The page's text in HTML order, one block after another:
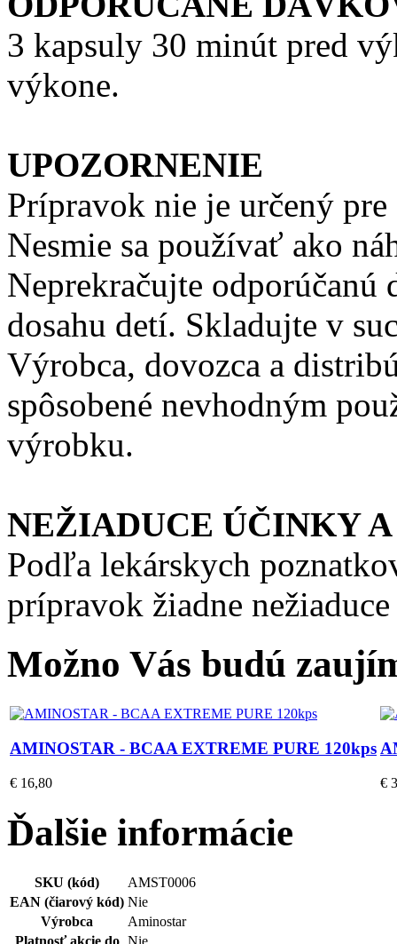
3 kapsuly 30 minút pred
výkone.
UPOZORNENIE
Prípravok nie je určený
Nesmie sa používať ako
Neprekračujte
dosahu detí. Skladujte v
Výrobca, dovozca a
spôsobené nevhodným
výrobku.
NEŽIADUCE ÚČINKY
Podľa lekárskych
prípravok žiadne
Možno Vás budú
AMINOSTAR - BCAA EXTREME PURE 120kps
€ 16,80 €
Ďalšie informácie
SKU (kód)
AMST0006
EAN (čiarový kód) Nie
Výrobca
Aminostar
Platnosť akcie do Nie